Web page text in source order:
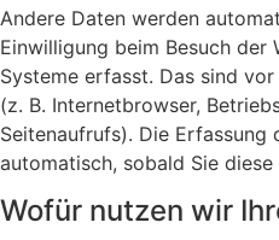
Andere Daten werden
Einwilligung beim Besuch der
Systeme erfasst. Das sind
(z. B. Internetbrowser,
Seitenaufrufs). Die
automatisch, sobald Sie
Wofür nutzen wir